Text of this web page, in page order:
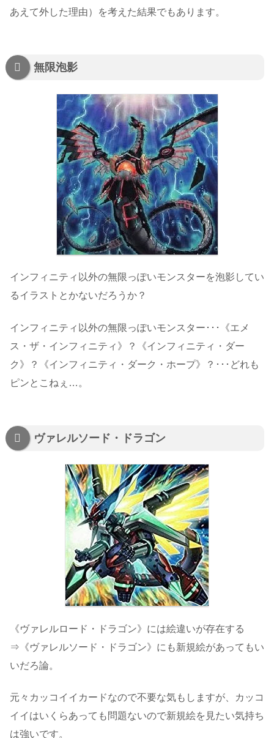
あえて外した理由）を考えた結果でもあります。
無限泡影
インフィニティ以外の無限っぽいモンスターを泡影してい
るイラストとかないだろうか？
インフィニティ以外の無限っぽいモンスター･･･《エメ
ス・ザ・インフィニティ》？《インフィニティ・ダー
ク》？《インフィニティ・ダーク・ホープ》？･･･どれも
ピンとこねぇ…。
ヴァレルソード・ドラゴン
《ヴァレルロード・ドラゴン》には絵違いが存在する
⇒《ヴァレルソード・ドラゴン》にも新規絵があってもい
いだろ論。
元々カッコイイカードなので不要な気もしますが、カッコ
イイはいくらあっても問題ないので新規絵を見たい気持ち
は強いです。